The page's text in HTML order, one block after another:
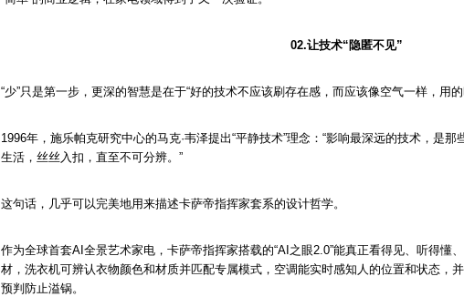
02.让技术“隐匿不见”
“少”只是第一步，更深的智慧是在于“好的技术不应该刷存在感，而应该像空气一样，用的
1996年，施乐帕克研究中心的马克·韦泽提出“平静技术”理念：“影响最深远的技术，是
生活，丝丝入扣，直至不可分辨。”
这句话，几乎可以完美地用来描述卡萨帝指挥家套系的设计哲学。
作为全球首套AI全景艺术家电，卡萨帝指挥家搭载的“AI之眼2.0”能真正看得见、听得
材，洗衣机可辨认衣物颜色和材质并匹配专属模式，空调能实时感知人的位置和状态，
预判防止溢锅。